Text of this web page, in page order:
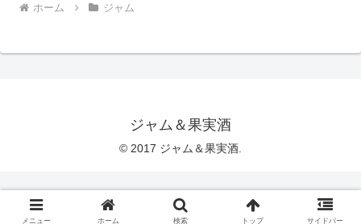
ホーム ジャム
ジャム＆果実酒
© 2017 ジャム＆果実酒.
メニュー ホーム 検索 トップ サイドバー